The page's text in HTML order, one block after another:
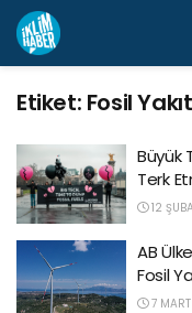
Etiket: Fosil
Büyük
Terk
12
AB
Fosil
7